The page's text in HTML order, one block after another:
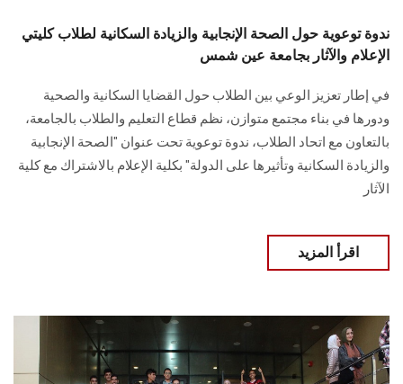
ندوة توعوية حول الصحة الإنجابية والزيادة السكانية لطلاب كليتي
الإعلام والآثار بجامعة عين شمس
في إطار تعزيز الوعي بين الطلاب حول القضايا السكانية والصحية
ودورها في بناء مجتمع ‏متوازن، نظم قطاع التعليم والطلاب بالجامعة،
بالتعاون مع اتحاد الطلاب، ندوة توعوية تحت عنوان "الصحة ‏الإنجابية
والزيادة السكانية وتأثيرها على الدولة" بكلية الإعلام بالاشتراك مع كلية
الآثار‎
اقرأ المزيد